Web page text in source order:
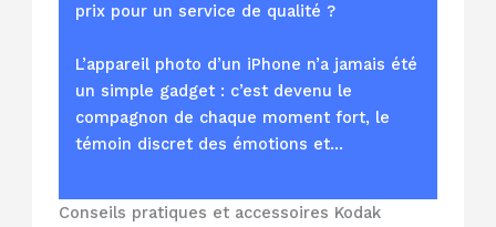
prix pour un service de qualité ?
L’appareil photo d’un iPhone n’a jamais été
un simple gadget : c’est devenu le
compagnon de chaque moment fort, le
témoin discret des émotions et…
Conseils pratiques et accessoires Kodak